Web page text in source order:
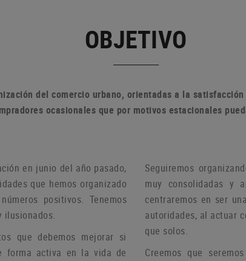
OBJETIVO
del comercio urbano, orientadas a la
ocasionales que por motivos estacionales
en junio del año pasado,
que hemos organizado
positivos. Tenemos
ilusionados.
que debemos mejorar si
forma activa en la vida de
Seguiremos
muy consolidadas y
centraremos en ser
autoridades, al actuar
que solos.
Creemos que